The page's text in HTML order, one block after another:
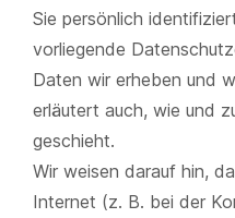
Sie persönlich
vorliegende
Daten wir erheben und
erläutert auch, wie und
geschieht.
Wir weisen darauf hin,
Internet (z. B. bei der